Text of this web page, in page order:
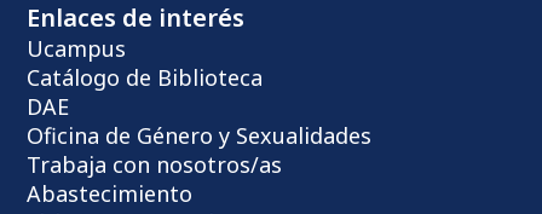
Enlaces de interés
Ucampus
Catálogo de Biblioteca
DAE
Oficina de Género y Sexualidades
Trabaja con nosotros/as
Abastecimiento